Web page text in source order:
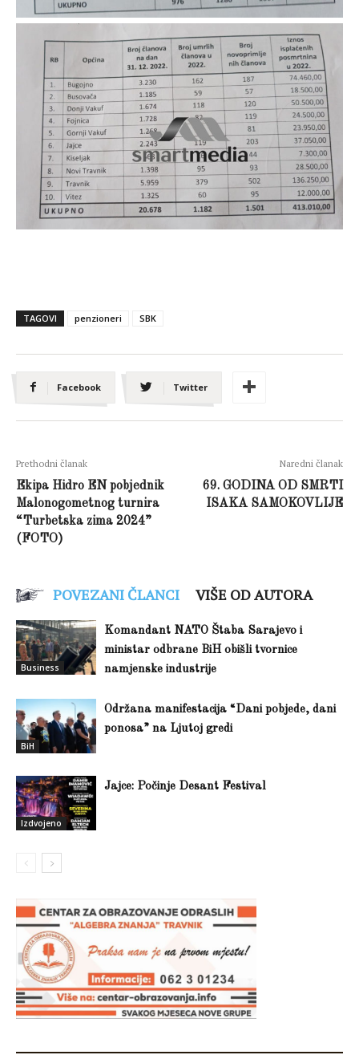
TAGOVI penzioneri SBK
Facebook Twitter
Prethodni članak
Ekipa Hidro EN pobjednik
Malonogometnog turnira
“Turbetska zima 2024”
(FOTO)
Naredni članak
69. GODINA OD SMRTI
ISAKA SAMOKOVLIJE
POVEZANI ČLANCI VIŠE OD AUTORA
Business
Komandant NATO Štaba Sarajevo i
ministar odbrane BiH obišli tvornice
namjenske industrije
BiH
Održana manifestacija “Dani pobjede, dani
ponosa” na Ljutoj gredi
Izdvojeno
Jajce: Počinje Desant Festival